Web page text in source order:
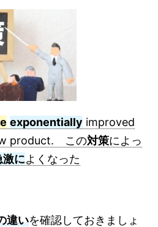
exponentially improved
product. この対策によっ
激によくなった
違いを確認しておきましょ